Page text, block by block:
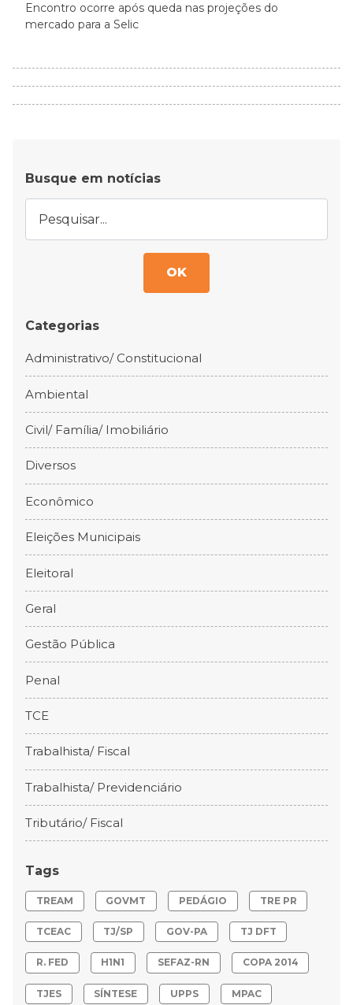
Encontro ocorre após queda nas projeções do
mercado para a Selic
Busque em notícias
OK
Categorias
Administrativo/ Constitucional
Ambiental
Civil/ Família/ Imobiliário
Diversos
Econômico
Eleições Municipais
Eleitoral
Geral
Gestão Pública
Penal
TCE
Trabalhista/ Fiscal
Trabalhista/ Previdenciário
Tributário/ Fiscal
Tags
TREAM GOVMT PEDÁGIO TRE PR
TCEAC TJ/SP GOV-PA TJ DFT
R. FED H1N1 SEFAZ-RN COPA 2014
TJES SÍNTESE UPPS MPAC